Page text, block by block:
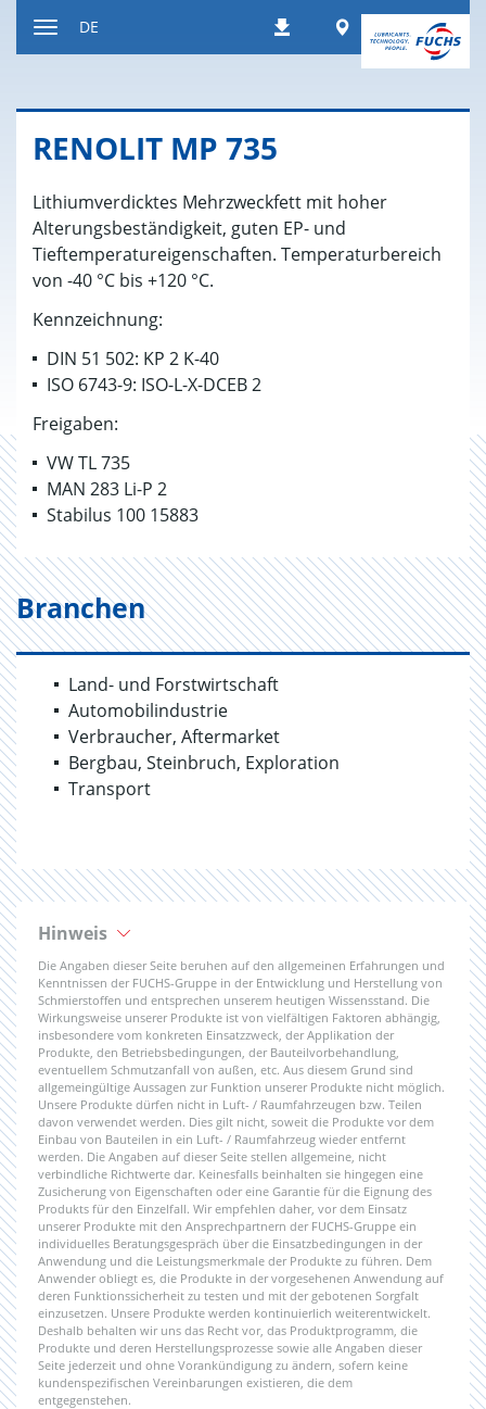
Inhalt
DownloadsWorldwide
DE
RE­N­O­LIT MP 735
Lithiumverdicktes Mehrzweckfett mit hoher
Alterungsbeständigkeit, guten EP- und
Tieftemperatureigenschaften. Temperaturbereich
von -40 °C bis +120 °C.
Kennzeichnung:
DIN 51 502: KP 2 K-40
ISO 6743-9: ISO-L-X-DCEB 2
Freigaben:
VW TL 735
MAN 283 Li-P 2
Stabilus 100 15883
Branchen
Land- und Forstwirtschaft
Automobilindustrie
Verbraucher, Aftermarket
Bergbau, Steinbruch, Exploration
Transport
Hinweis
Die Angaben dieser Seite beruhen auf den allgemeinen Erfahrungen und
Kenntnissen der FUCHS-Gruppe in der Entwicklung und Herstellung von
Schmierstoffen und entsprechen unserem heutigen Wissensstand. Die
Wirkungsweise unserer Produkte ist von vielfältigen Faktoren abhängig,
insbesondere vom konkreten Einsatzzweck, der Applikation der
Produkte, den Betriebsbedingungen, der Bauteilvorbehandlung,
eventuellem Schmutzanfall von außen, etc. Aus diesem Grund sind
allgemeingültige Aussagen zur Funktion unserer Produkte nicht möglich.
Unsere Produkte dürfen nicht in Luft- / Raumfahrzeugen bzw. Teilen
davon verwendet werden. Dies gilt nicht, soweit die Produkte vor dem
Einbau von Bauteilen in ein Luft- / Raumfahrzeug wieder entfernt
werden. Die Angaben auf dieser Seite stellen allgemeine, nicht
verbindliche Richtwerte dar. Keinesfalls beinhalten sie hingegen eine
Zusicherung von Eigenschaften oder eine Garantie für die Eignung des
Produkts für den Einzelfall. Wir empfehlen daher, vor dem Einsatz
unserer Produkte mit den Ansprechpartnern der FUCHS-Gruppe ein
individuelles Beratungsgespräch über die Einsatzbedingungen in der
Anwendung und die Leistungsmerkmale der Produkte zu führen. Dem
Anwender obliegt es, die Produkte in der vorgesehenen Anwendung auf
deren Funktionssicherheit zu testen und mit der gebotenen Sorgfalt
einzusetzen. Unsere Produkte werden kontinuierlich weiterentwickelt.
Deshalb behalten wir uns das Recht vor, das Produktprogramm, die
Produkte und deren Herstellungsprozesse sowie alle Angaben dieser
Seite jederzeit und ohne Vorankündigung zu ändern, sofern keine
kundenspezifischen Vereinbarungen existieren, die dem
entgegenstehen.